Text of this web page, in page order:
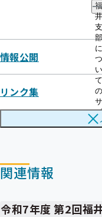
福
井
支
部
に
つ
い
て
の
サ
ブ
メ
情報公開
リンク集
全国健康保険協会福井
企画総務グループ 美
TEL：0776-27-8300
関連情報
令和7年度 第2回福